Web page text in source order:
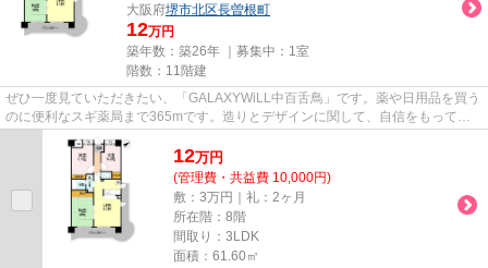
大阪府堺市北区長曽根町
12万円
築年数：築26年 ｜募集中： 1室
階数：11階建
ぜひ一度見ていただきたい、「GALAXYWiLL中百舌鳥」です。薬や日用品を買う
のに便利なスギ薬局まで365mです。造りとデザインに関して、自信をもって情
報を提供できるマンションです。...
12万円
(管理費・共益費 10,000円)
敷：3万円｜礼：2ヶ月
所在階：8階
間取り：3LDK
面積：61.60㎡